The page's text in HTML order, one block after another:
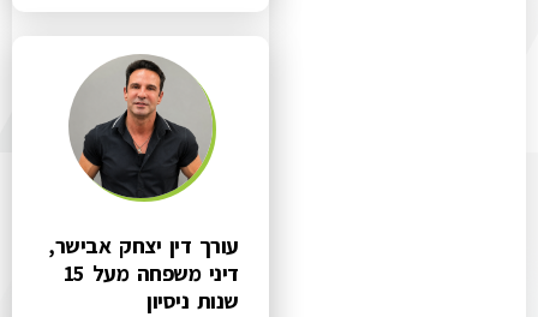
עורך דין יצחק אבישר,
דיני משפחה מעל 15
שנות ניסיון